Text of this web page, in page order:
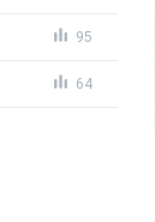
95
64